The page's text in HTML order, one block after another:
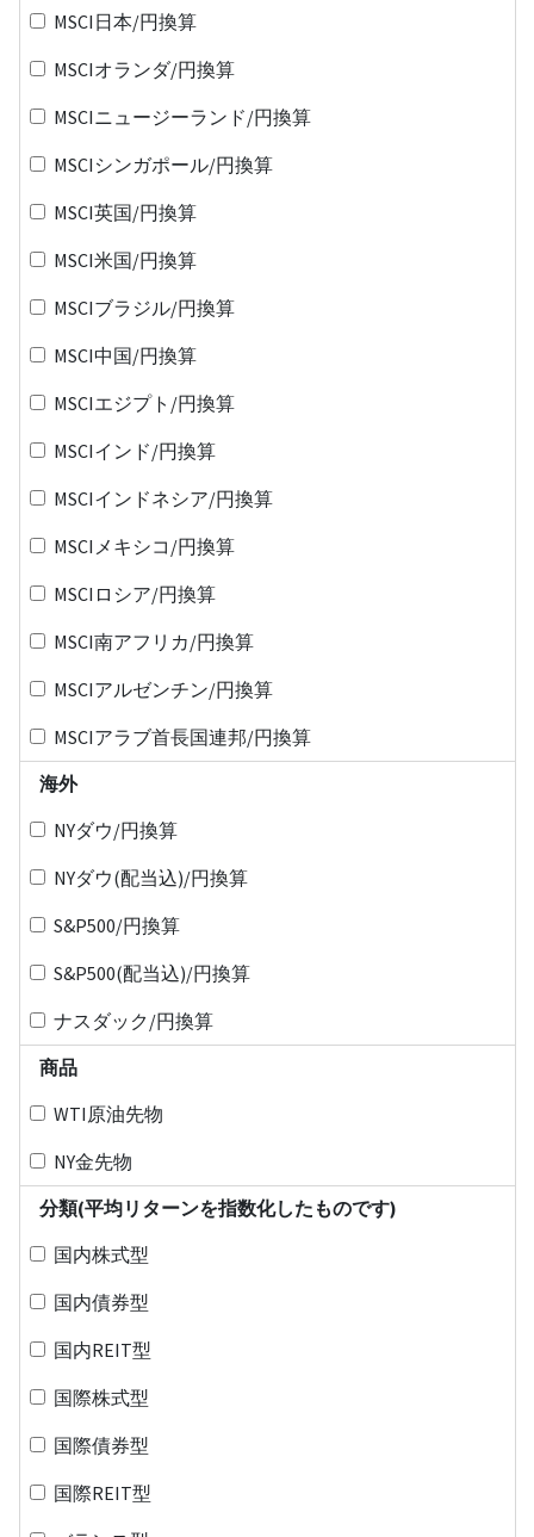
MSCI日本/円換算
MSCIオランダ/円換算
MSCIニュージーランド/円換算
MSCIシンガポール/円換算
MSCI英国/円換算
MSCI米国/円換算
MSCIブラジル/円換算
MSCI中国/円換算
MSCIエジプト/円換算
MSCIインド/円換算
MSCIインドネシア/円換算
MSCIメキシコ/円換算
MSCIロシア/円換算
MSCI南アフリカ/円換算
MSCIアルゼンチン/円換算
MSCIアラブ首長国連邦/円換算
海外
NYダウ/円換算
NYダウ(配当込)/円換算
S&P500/円換算
S&P500(配当込)/円換算
ナスダック/円換算
商品
WTI原油先物
NY金先物
分類(平均リターンを指数化したものです)
国内株式型
国内債券型
国内REIT型
国際株式型
国際債券型
国際REIT型